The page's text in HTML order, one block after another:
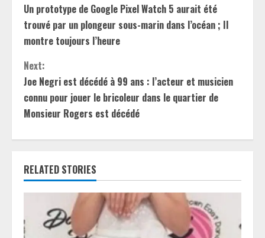
o
n
t
i
n
u
e
R
e
Un prototype de Google Pixel Watch 5 aurait été
trouvé par un plongeur sous-marin dans l’océan ; Il
montre toujours l’heure
Next:
Joe Negri est décédé à 99 ans : l’acteur et musicien
connu pour jouer le bricoleur dans le quartier de
Monsieur Rogers est décédé
RELATED STORIES